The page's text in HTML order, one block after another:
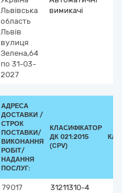
Львівська
область
Львів
вулиця
Зелена,64
по 31-03-
2027
вимикачі
АДРЕСА
ДОСТАВКИ /
СТРОК
ПОСТАВКИ/
ВИКОНАННЯ
РОБІТ/
НАДАННЯ
ПОСЛУГ:
КЛАСИФІКАТОР
ДК 021:2015
(CPV)
79017
31211310-4